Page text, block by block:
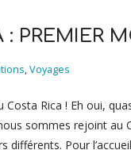
: PREMIER
,Voyages
Costa Rica ! Eh oui,
sommes rejoint au
différents. Pour